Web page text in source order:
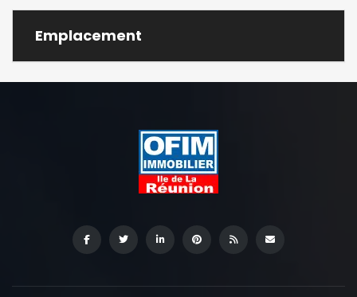
Emplacement